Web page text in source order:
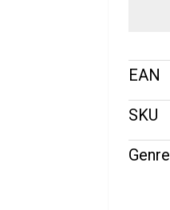
EAN
SKU
Genre